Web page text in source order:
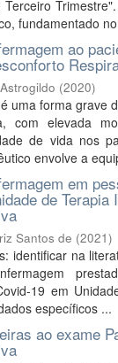
fundamentado
ao
(2020)
uma forma grave
com elevada
de vida nos
envolve a
em
de
Santos de (2021)
identificar na
19 em
específicos ...
ao exame